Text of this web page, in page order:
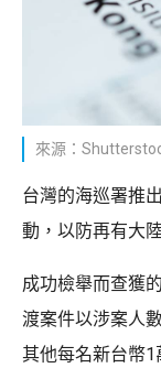
來源：
台灣的海巡署推
動，以防再有大
成功檢舉而查獲
渡案件以涉案人
其他每名新台幣